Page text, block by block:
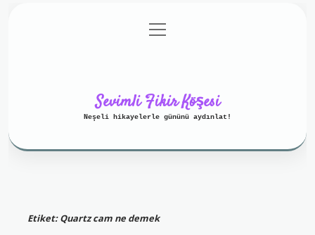
Gizlilik Politikası
menüyü
aç
Sevimli Fikir Köşesi
Neşeli hikayelerle gününü aydınlat!
Etiket:Quartz cam ne demek